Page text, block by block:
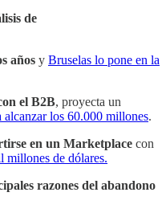
de
años y Bruselas lo pone en la
el B2B, proyecta un
los 60.000 millones.
en un Marketplace con
millones de dólares.
razones del abandono